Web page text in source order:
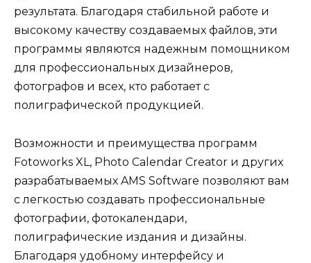
результата. Благодаря стабильной работе и
высокому качеству создаваемых файлов, эти
программы являются надежным помощником
для профессиональных дизайнеров,
фотографов и всех, кто работает с
полиграфической продукцией.
Возможности и преимущества программ
Fotoworks XL, Photo Calendar Creator и других
разрабатываемых AMS Software позволяют вам
с легкостью создавать профессиональные
фотографии, фотокалендари,
полиграфические издания и дизайны.
Благодаря удобному интерфейсу и